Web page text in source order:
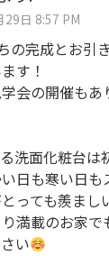
日 8:57 PM
の完成とお引
す！
会の開催もあ
洗面化粧台は
日も寒い日も
っても羨まし
満載のお家で
い